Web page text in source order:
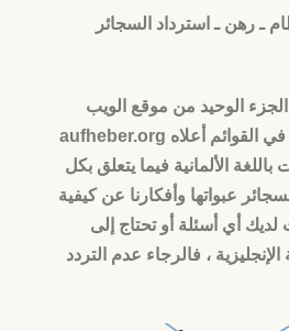
ـ رهن ـ استرداد السجائر
الوحيد من موقع الويب
aufheber.org المكتوب باللغة الإنجليزية. في القوائم أعلاه
الألمانية فيما يتعلق بكل
عبواتها وأفكارنا عن كيفية
أي أسئلة أو تحتاج إلى
، فالرجاء عدم التردد